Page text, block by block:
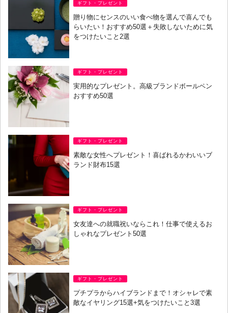
ギフト・プレゼント
贈り物にセンスのいい食べ物を選んで喜んでも
らいたい！おすすめ50選＋失敗しないために気
をつけたいこと2選
ギフト・プレゼント
実用的なプレゼント。高級ブランドボールペン
おすすめ50選
ギフト・プレゼント
素敵な女性へプレゼント！喜ばれるかわいいブ
ランド財布15選
ギフト・プレゼント
女友達への就職祝いならこれ！仕事で使えるお
しゃれなプレゼント50選
ギフト・プレゼント
プチプラからハイブランドまで！オシャレで素
敵なイヤリング15選+気をつけたいこと3選